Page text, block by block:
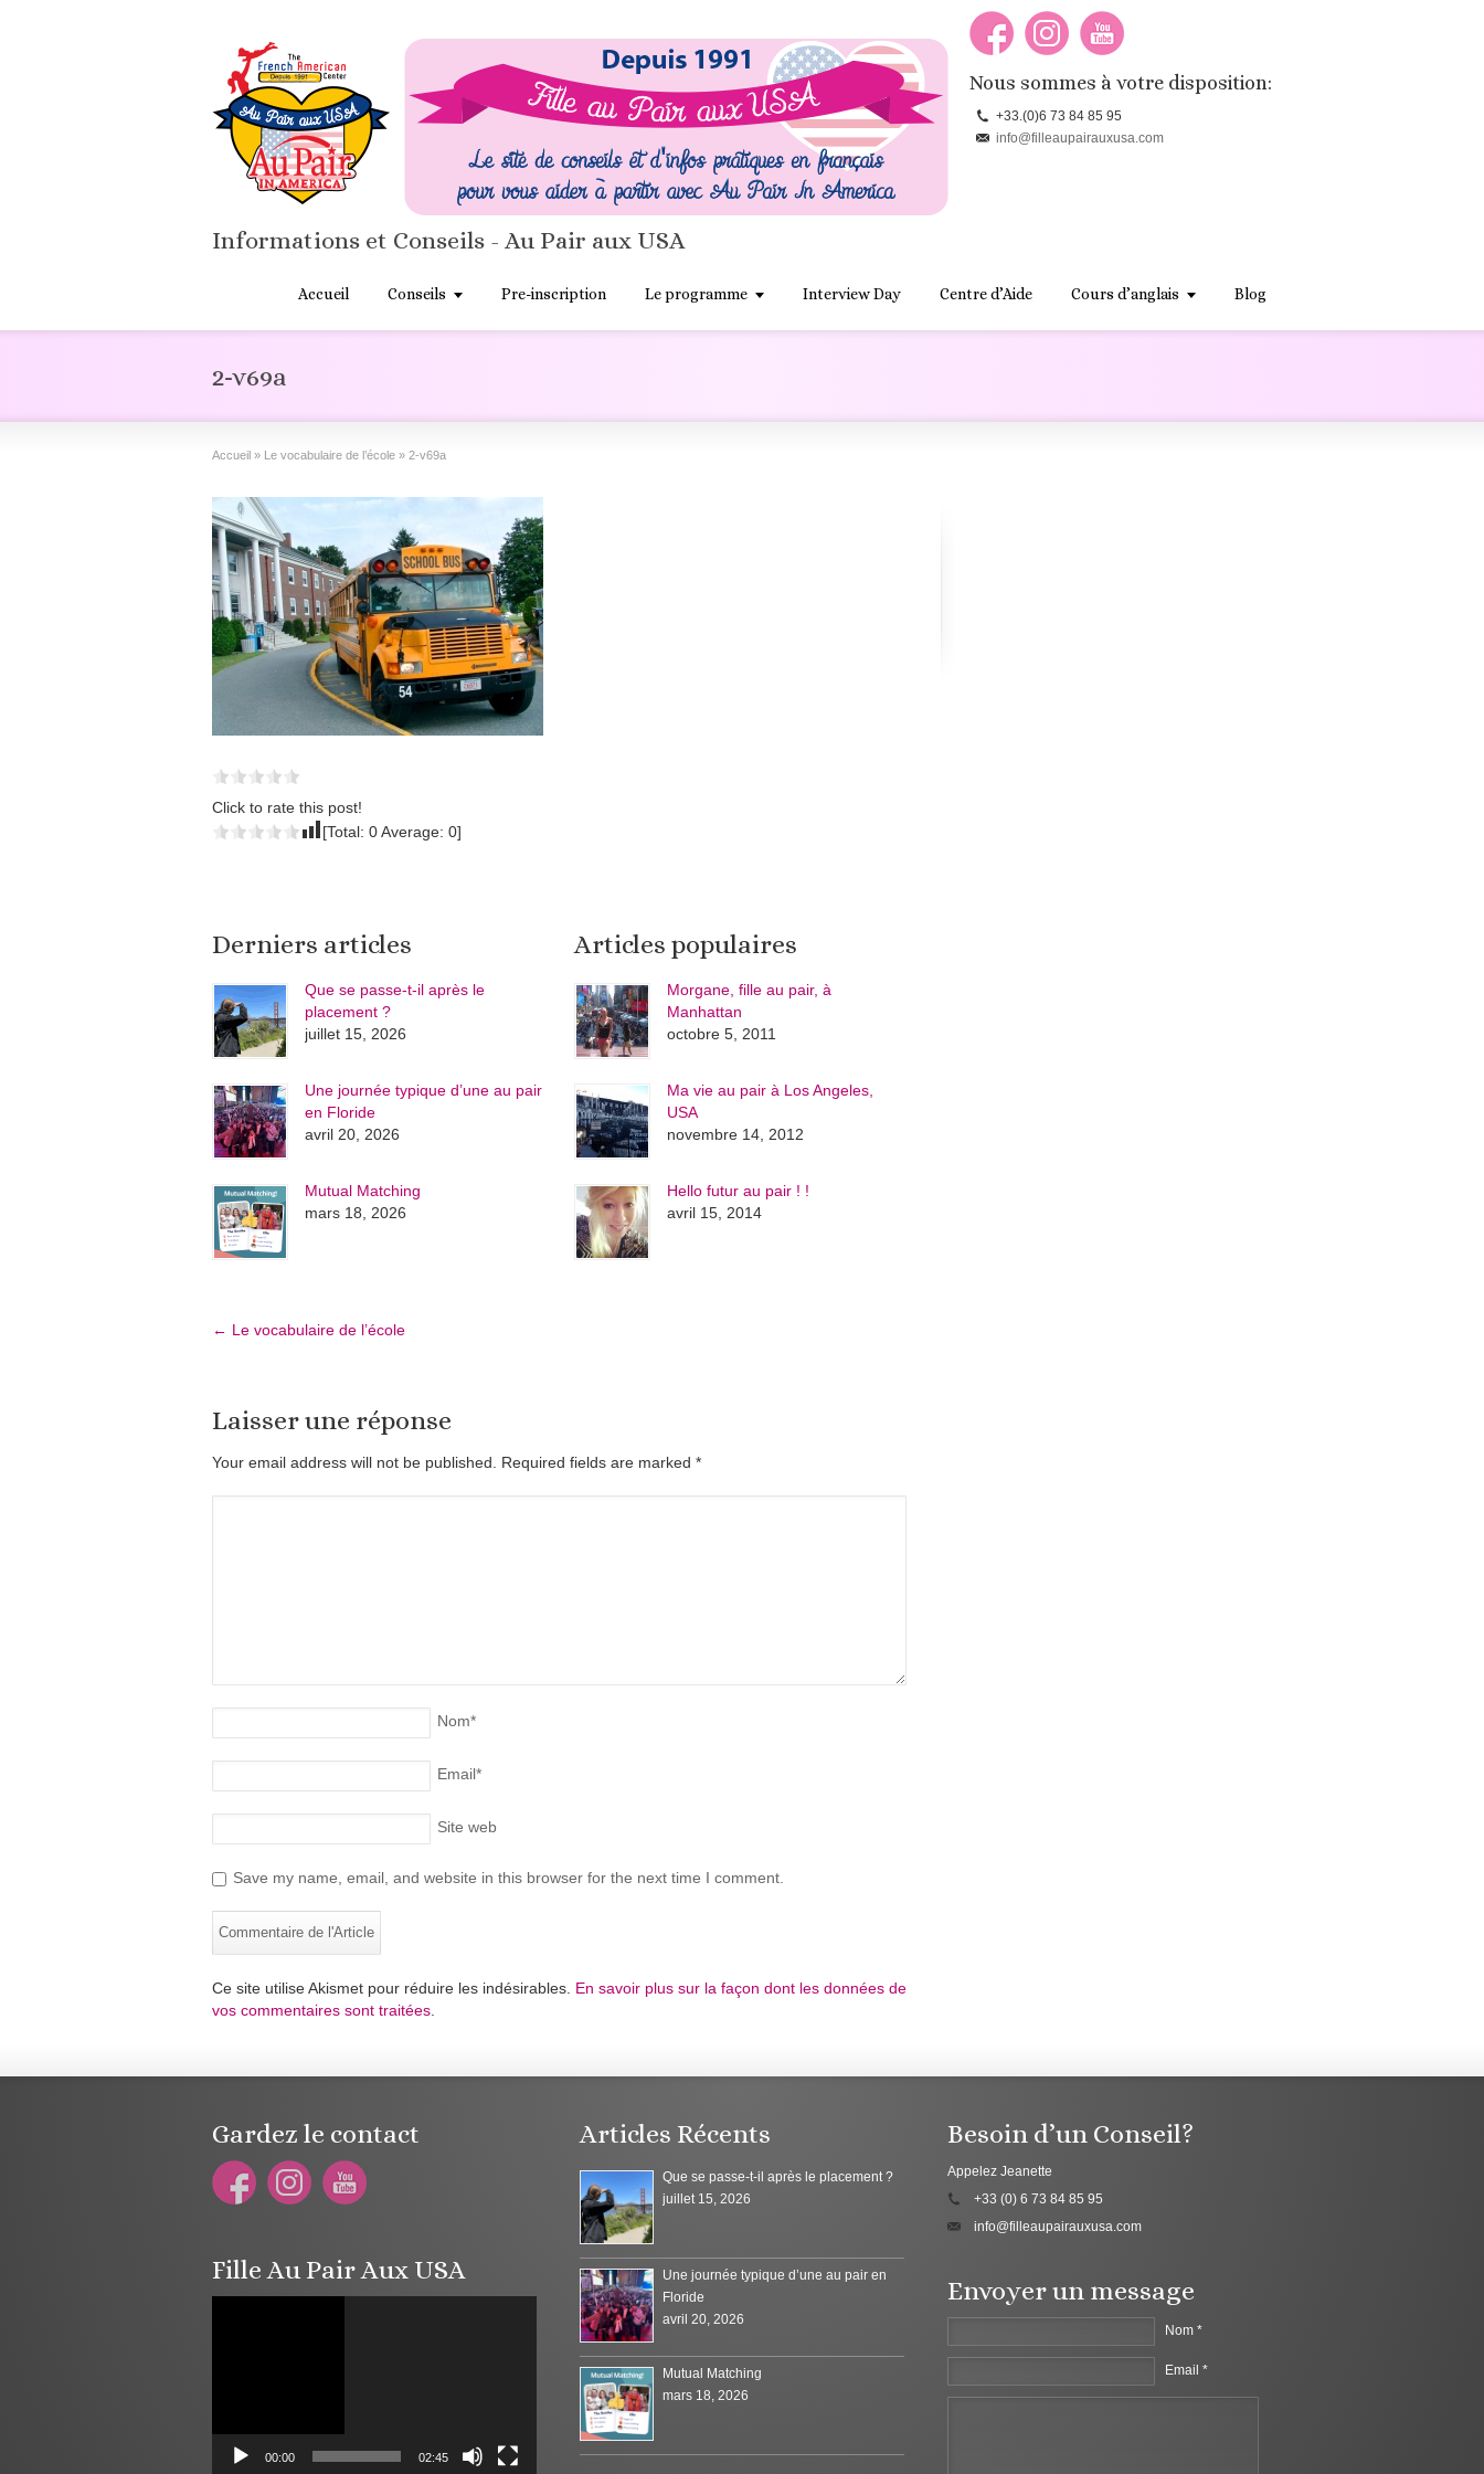
Informations et Conseils - Au Pair aux USA
Nous sommes à votre disposition:
+33.(0)6 73 84 85 95
info@filleaupairauxusa.com
Accueil Conseils Pre-inscription Le programme Interview Day Centre d’Aide Cours d’anglais Blog
2-v69a
Accueil » Le vocabulaire de l’école » 2-v69a
Click to rate this post!
[Total: 0Average: 0]
Derniers articles
Que se passe-t-il après le
placement ?
juillet 15, 2026
Une journée typique d’une au pair
en Floride
avril 20, 2026
Mutual Matching
mars 18, 2026
Articles populaires
Morgane, fille au pair, à
Manhattan
octobre 5, 2011
Ma vie au pair à Los Angeles,
USA
novembre 14, 2012
Hello futur au pair ! !
avril 15, 2014
← Le vocabulaire de l’école
Laisser une réponse
Your email address will not be published. Required fields are marked *
Nom*
Email*
Site web
Save my name, email, and website in this browser for the next time I comment.
Ce site utilise Akismet pour réduire les indésirables. En savoir plus sur la façon dont les données de
vos commentaires sont traitées
Gardez le contact
Fille Au Pair Aux USA
00:00 02:45
Articles Récents
Que se passe-t-il après le placement ?
juillet 15, 2026
Une journée typique d’une au pair en
Floride
avril 20, 2026
Mutual Matching
mars 18, 2026
Besoin d’un Conseil?
Appelez Jeanette
+33 (0) 6 73 84 85 95
info@filleaupairauxusa.com
Envoyer un message
Nom *
Email *